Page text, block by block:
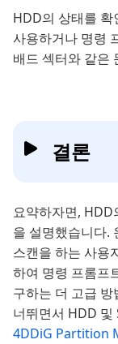
HDD의 상태를 확
사용하거나 명령
배드 섹터와 같은
결론
요약하자면, HDD
을 설명했습니다.
스캔을 하는 사용
하여 명령 프롬프
구하는 더 고급
너뛰면서 HDD 및
4DDiG Partition